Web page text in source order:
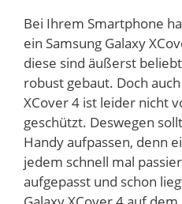
Bei Ihrem Smartphone
ein Samsung Galaxy
diese sind äußerst
robust gebaut. Doch
XCover 4 ist leider nicht
geschützt. Deswegen
Handy aufpassen, denn
jedem schnell mal
aufgepasst und schon